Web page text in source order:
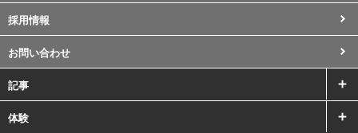
採用情報
お問い合わせ
記事
体験